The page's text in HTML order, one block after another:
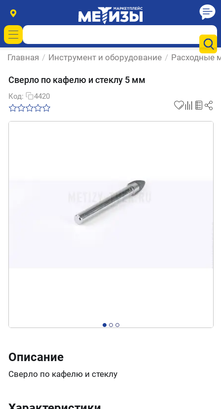
Главная / Инструмент и оборудование / Расходные
Сверло по кафелю и стеклу 5 мм
Код: 4420
Описание
Сверло по кафелю и стеклу